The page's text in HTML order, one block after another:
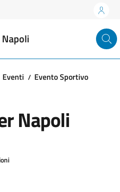
Eventi
Evento Sportivo
Napoli